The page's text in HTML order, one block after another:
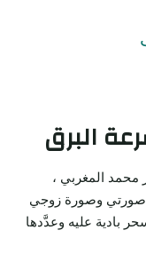
البرق
محمد المغربي ،
وصورة زوجي
بادية عليه وعدَّدها